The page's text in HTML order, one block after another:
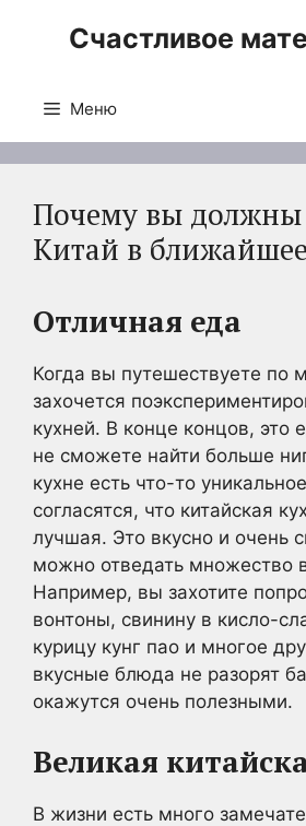
Счастливое
Меню
Почему вы должны
Китай в
Отличная еда
Когда вы путешествуете по
захочется
кухней. В конце концов, это
не сможете найти больше
кухне есть что-то
согласятся, что китайская
лучшая. Это вкусно и очень
можно отведать множество
Например, вы захотите
вонтоны, свинину в кисло-
курицу кунг пао и многое
вкусные блюда не разорят
окажутся очень полезными.
Великая
В жизни есть много